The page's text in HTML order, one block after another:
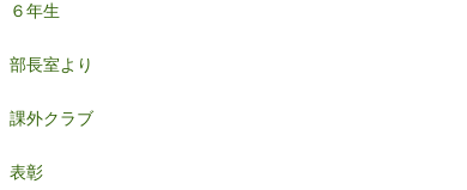
６年生
部長室より
課外クラブ
表彰